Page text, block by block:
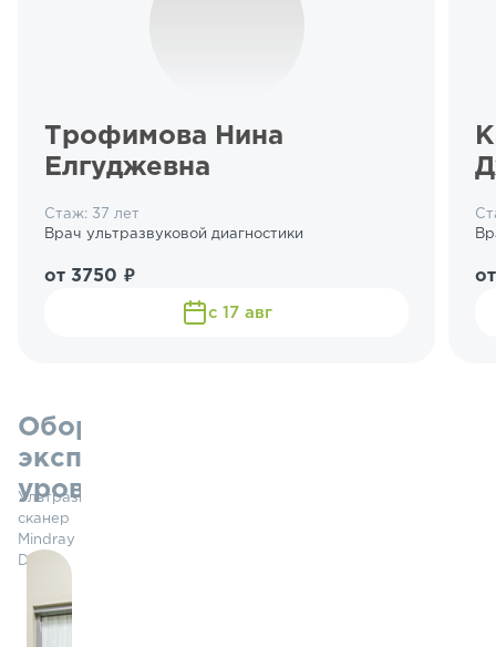
Трофимова Нина
Елгуджевна
Стаж: 37 лет
Врач ультразвуковой диагностики
от 3750 ₽
с 17 авг
Оборудование
экспертного
уровня
Ультразвуковой
сканер
Mindray
DC-8